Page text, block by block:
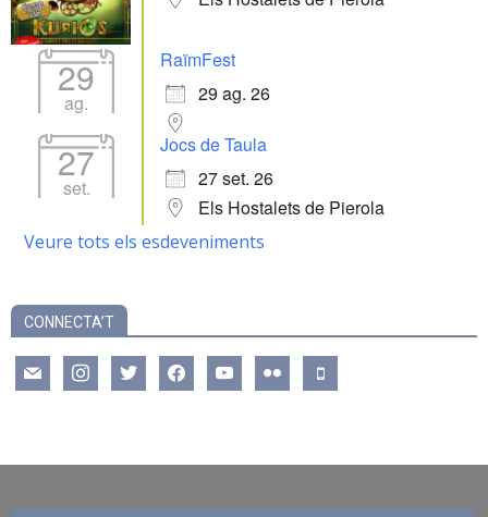
29
ag.
RaïmFest
29 ag. 26
27
set.
Jocs de Taula
27 set. 26
Els Hostalets de Pierola
Veure tots els esdeveniments
CONNECTA’T
mail instagramtwitter facebookyoutube flickr mobile